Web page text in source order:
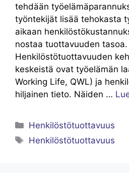
tehdään
työntekijät lisää tehokasta
aikaan
nostaa tuottavuuden tasoa.
Henkilöstötuottavuuden
keskeistä ovat työelämän
Working Life, QWL) ja
hiljainen tieto. Näiden …
Henkilöstötuottavuus
Henkilöstötuottavuus